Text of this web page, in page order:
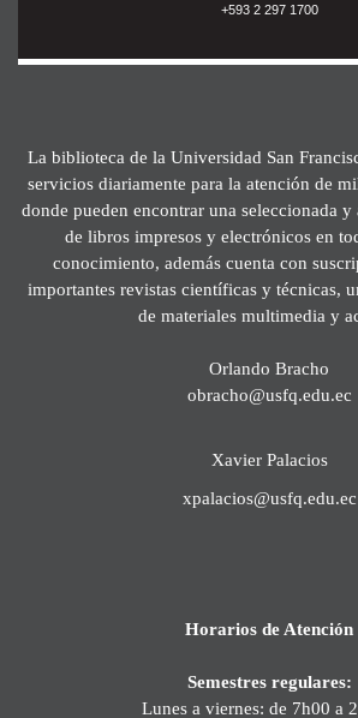
+593 2 297 1700
La biblioteca de la Universidad San
servicios diariamente para la atención de
donde pueden encontrar una seleccionada
de libros impresos y electrónicos en
conocimiento, además cuenta con
importantes revistas científicas y técnicas,
de materiales multimedia y
Orlando Bracho
obracho@usfq.edu.ec
Xavier Palacios
xpalacios@usfq.edu.ec
Horarios de Atención
Semestres regulares:
Lunes a viernes: de 7h00 a